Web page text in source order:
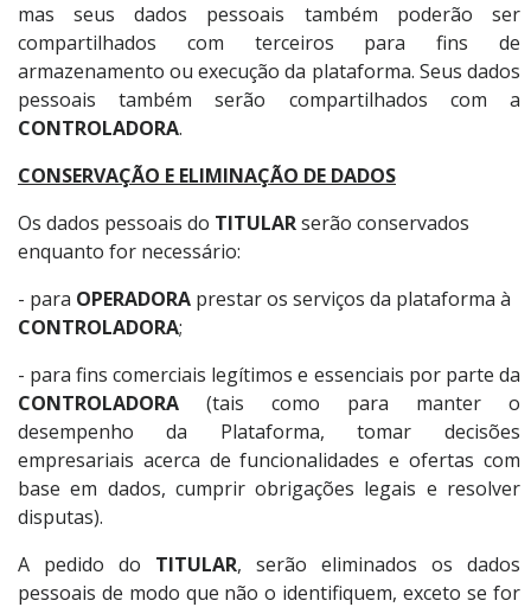
mas seus dados pessoais também poderão ser
compartilhados com terceiros para fins de
armazenamento ou execução da plataforma. Seus dados
pessoais também serão compartilhados com a
CONTROLADORA.
CONSERVAÇÃO E ELIMINAÇÃO DE DADOS
Os dados pessoais do TITULARserão conservados
enquanto for necessário:
- para OPERADORA prestar os serviços da plataforma à
CONTROLADORA;
- para fins comerciais legítimos e essenciais por parte da
CONTROLADORA (tais como para manter o
desempenho da Plataforma, tomar decisões
empresariais acerca de funcionalidades e ofertas com
base em dados, cumprir obrigações legais e resolver
disputas).
A pedido do TITULAR, serão eliminados os dados
pessoais de modo que não o identifiquem, exceto se for